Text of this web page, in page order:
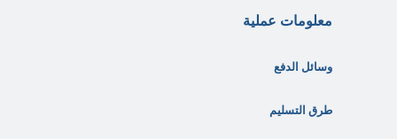
معلومات عملية
وسائل الدفع
طرق التسليم